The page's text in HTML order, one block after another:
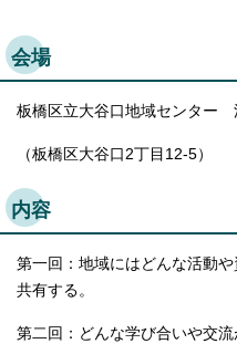
会場
板橋区立大谷口地域センター
（板橋区大谷口2丁目12-5）
内容
第一回：地域にはどんな活動
共有する。
第二回：どんな学び合いや交